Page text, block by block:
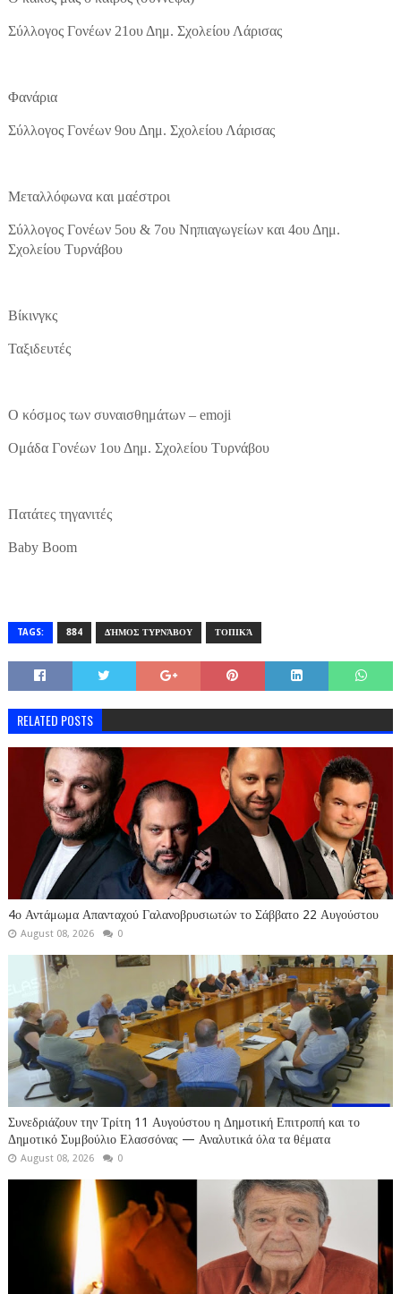
Σύλλογος Γονέων 21ου Δημ. Σχολείου Λάρισας
Φανάρια
Σύλλογος Γονέων 9ου Δημ. Σχολείου Λάρισας
Μεταλλόφωνα και μαέστροι
Σύλλογος Γονέων 5ου & 7ου Νηπιαγωγείων και 4ου Δημ.
Σχολείου Τυρνάβου
Βίκινγκς
Ταξιδευτές
Ο κόσμος των συναισθημάτων – emoji
Ομάδα Γονέων 1ου Δημ. Σχολείου Τυρνάβου
Πατάτες τηγανιτές
Baby Boom
TAGS: 884 ΔΉΜΟΣ ΤΥΡΝΆΒΟΥ ΤΟΠΙΚΆ
RELATED POSTS
4ο Αντάμωμα Απανταχού Γαλανοβρυσιωτών το Σάββατο 22 Αυγούστου
August 08, 2026 0
Συνεδριάζουν την Τρίτη 11 Αυγούστου η Δημοτική Επιτροπή και το
Δημοτικό Συμβούλιο Ελασσόνας — Αναλυτικά όλα τα θέματα
August 08, 2026 0